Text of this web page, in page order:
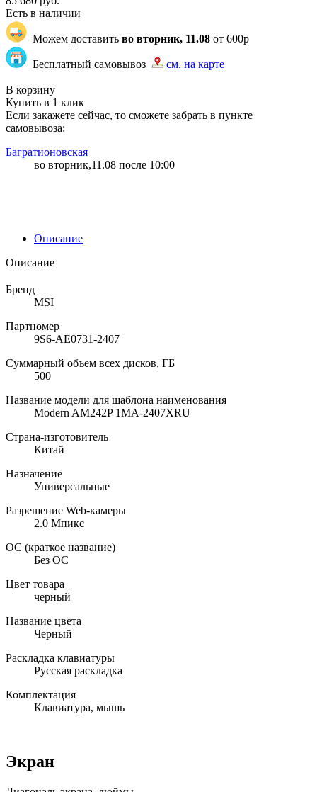
Есть в наличии
Можем доставить во вторник, 11.08 от 600р
Бесплатный самовывоз
см. на карте
В корзину
Купить в 1 клик
Если закажете сейчас, то сможете забрать в пункте
самовывоза:
Багратионовская
во вторник,11.08 после 10:00
Описание
Описание
Бренд
MSI
Партномер
9S6-AE0731-2407
Суммарный объем всех дисков, ГБ
500
Название модели для шаблона наименования
Modern AM242P 1MA-2407XRU
Страна-изготовитель
Китай
Назначение
Универсальные
Разрешение Web-камеры
2.0 Мпикс
ОС (краткое название)
Без ОС
Цвет товара
черный
Название цвета
Черный
Раскладка клавиатуры
Русская раскладка
Комплектация
Клавиатура, мышь
Экран